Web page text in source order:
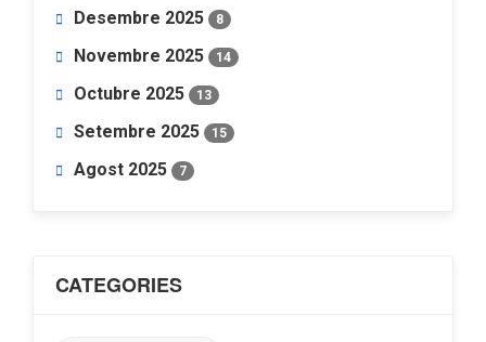
Desembre 2025 8
Novembre 2025 14
Octubre 2025 13
Setembre 2025 15
Agost 2025 7
CATEGORIES